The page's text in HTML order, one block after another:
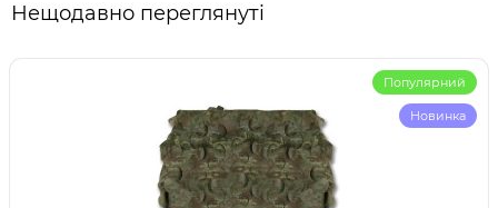
Нещодавно переглянуті
Популярний
Новинка